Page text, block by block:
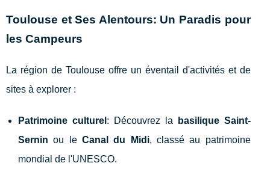
Toulouse et Ses Alentours: Un Paradis pour
les Campeurs
La région de Toulouse offre un éventail d'activités et de
sites à explorer :
Patrimoine culturel : Découvrez la
basilique Saint-
Sernin ou le Canal du Midi, classé au patrimoine
mondial de l'UNESCO.